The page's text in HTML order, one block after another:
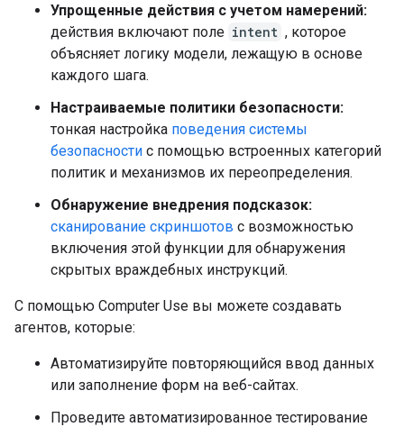
Упрощенные действия с учетом намерений:
действия включают поле intent , которое
объясняет логику модели, лежащую в основе
каждого шага.
Настраиваемые политики безопасности:
тонкая настройка поведения системы
безопасности с помощью встроенных категорий
политик и механизмов их переопределения.
Обнаружение внедрения подсказок:
сканирование скриншотов с возможностью
включения этой функции для обнаружения
скрытых враждебных инструкций.
С помощью Computer Use вы можете создавать
агентов, которые:
Автоматизируйте повторяющийся ввод данных
или заполнение форм на веб-сайтах.
Проведите автоматизированное тестирование